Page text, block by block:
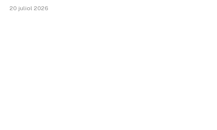
20 juliol 2026